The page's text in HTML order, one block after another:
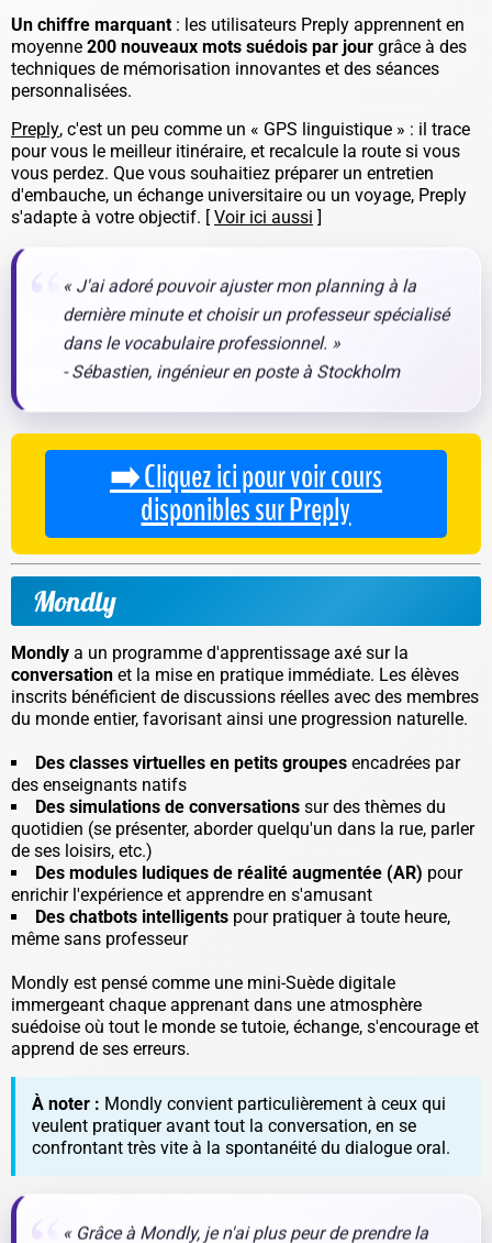
Un chiffre marquant: les utilisateurs Preply apprennent en
moyenne 200 nouveaux mots suédois par jour grâce à des
techniques de mémorisation innovantes et des séances
personnalisées.
Preply, c'est un peu comme un « GPS linguistique » : il trace
pour vous le meilleur itinéraire, et recalcule la route si vous
vous perdez. Que vous souhaitiez préparer un entretien
d'embauche, un échange universitaire ou un voyage, Preply
s'adapte à votre objectif. [Voir ici aussi ]
« J'ai adoré pouvoir ajuster mon planning à la
dernière minute et choisir un professeur spécialisé
dans le vocabulaire professionnel. »
- Sébastien, ingénieur en poste à Stockholm
➡️ Cliquez ici pour voir cours
disponibles sur Preply
Mondly
Mondly a un programme d'apprentissage axé sur la
conversation et la mise en pratique immédiate. Les élèves
inscrits bénéficient de discussions réelles avec des membres
du monde entier, favorisant ainsi une progression naturelle.
Des classes virtuelles en petits groupes encadrées par
des enseignants natifs
Des simulations de conversations sur des thèmes du
quotidien (se présenter, aborder quelqu'un dans la rue, parler
de ses loisirs, etc.)
Des modules ludiques de réalité augmentée (AR) pour
enrichir l'expérience et apprendre en s'amusant
Des chatbots intelligents pour pratiquer à toute heure,
même sans professeur
Mondly est pensé comme une mini-Suède digitale
immergeant chaque apprenant dans une atmosphère
suédoise où tout le monde se tutoie, échange, s'encourage et
apprend de ses erreurs.
À noter : Mondly convient particulièrement à ceux qui
veulent pratiquer avant tout la conversation, en se
confrontant très vite à la spontanéité du dialogue oral.
« Grâce à Mondly, je n'ai plus peur de prendre la